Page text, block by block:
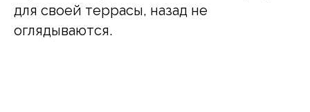
для своей террасы, назад не
оглядываются.